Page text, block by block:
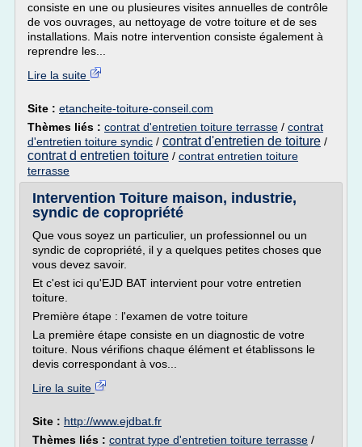
consiste en une ou plusieures visites annuelles de contrôle
de vos ouvrages, au nettoyage de votre toiture et de ses
installations. Mais notre intervention consiste également à
reprendre les...
Lire la suite
Site : etancheite-toiture-conseil.com
Thèmes liés : contrat d'entretien toiture terrasse / contrat
d'entretien toiture syndic / contrat d'entretien de toiture /
contrat d entretien toiture / contrat entretien toiture
terrasse
Intervention Toiture maison, industrie,
syndic de copropriété
Que vous soyez un particulier, un professionnel ou un
syndic de copropriété, il y a quelques petites choses que
vous devez savoir.
Et c'est ici qu'EJD BAT intervient pour votre entretien
toiture.
Première étape : l'examen de votre toiture
La première étape consiste en un diagnostic de votre
toiture. Nous vérifions chaque élément et établissons le
devis correspondant à vos...
Lire la suite
Site : http://www.ejdbat.fr
Thèmes liés : contrat type d'entretien toiture terrasse /